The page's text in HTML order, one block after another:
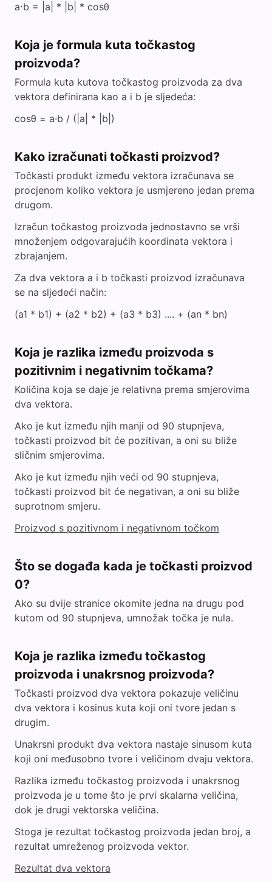
a⋅b = |a| * |b| * cosθ
Koja je formula kuta točkastog
proizvoda?
Formula kuta kutova točkastog proizvoda za dva
vektora definirana kao a i b je sljedeća:
cosθ = a·b / (|a| * |b|)
Kako izračunati točkasti proizvod?
Točkasti produkt između vektora izračunava se
procjenom koliko vektora je usmjereno jedan prema
drugom.
Izračun točkastog proizvoda jednostavno se vrši
množenjem odgovarajućih koordinata vektora i
zbrajanjem.
Za dva vektora a i b točkasti proizvod izračunava
se na sljedeći način:
(a1 * b1) + (a2 * b2) + (a3 * b3) .... + (an * bn)
Koja je razlika između proizvoda s
pozitivnim i negativnim točkama?
Količina koja se daje je relativna prema smjerovima
dva vektora.
Ako je kut između njih manji od 90 stupnjeva,
točkasti proizvod bit će pozitivan, a oni su bliže
sličnim smjerovima.
Ako je kut između njih veći od 90 stupnjeva,
točkasti proizvod bit će negativan, a oni su bliže
suprotnom smjeru.
Proizvod s pozitivnom i negativnom točkom
Što se događa kada je točkasti proizvod
0?
Ako su dvije stranice okomite jedna na drugu pod
kutom od 90 stupnjeva, umnožak točka je nula.
Koja je razlika između točkastog
proizvoda i unakrsnog proizvoda?
Točkasti proizvod dva vektora pokazuje veličinu
dva vektora i kosinus kuta koji oni tvore jedan s
drugim.
Unakrsni produkt dva vektora nastaje sinusom kuta
koji oni međusobno tvore i veličinom dvaju vektora.
Razlika između točkastog proizvoda i unakrsnog
proizvoda je u tome što je prvi skalarna veličina,
dok je drugi vektorska veličina.
Stoga je rezultat točkastog proizvoda jedan broj, a
rezultat umreženog proizvoda vektor.
Rezultat dva vektora